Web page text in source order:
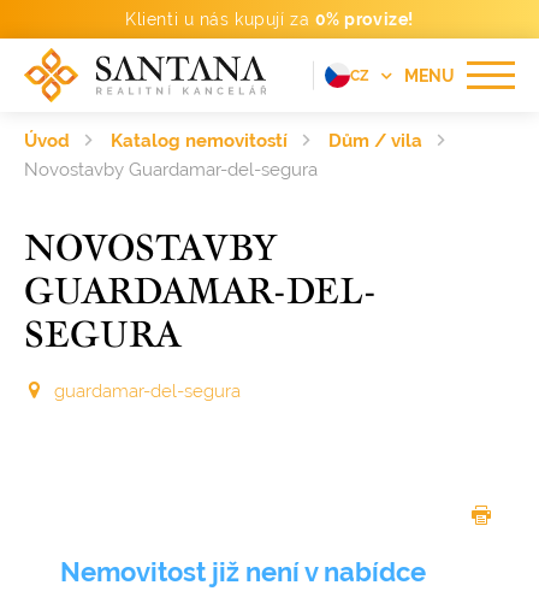
Klienti u nás kupují za 0% provize!
MENU
CZ
Úvod Katalog nemovitostí
Dům / vila
Novostavby Guardamar-del-segura
NOVOSTAVBY
GUARDAMAR-DEL-
SEGURA
guardamar-del-segura
Nemovitost již není v nabídce